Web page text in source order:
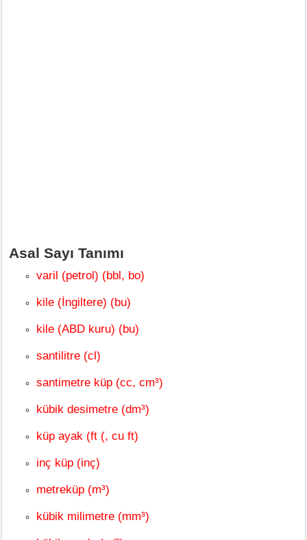
Asal Sayı Tanımı
varil (petrol) (bbl, bo)
kile (İngiltere) (bu)
kile (ABD kuru) (bu)
santilitre (cl)
santimetre küp (cc, cm³)
kübik desimetre (dm³)
küp ayak (ft (, cu ft)
inç küp (inç)
metreküp (m³)
kübik milimetre (mm³)